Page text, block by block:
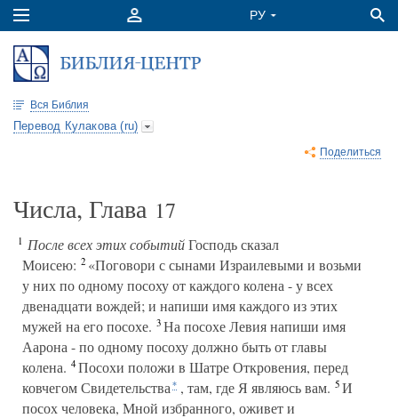
Вся Библия
Перевод Кулакова (ru)
Поделиться
Числа, Глава 17
1 После всех этих событийГосподь сказал
Моисею: 2«Поговори с сынами Израилевыми и возьми
у них по одному посоху от каждого колена - у всех
двенадцати вождей; и напиши имя каждого из этих
мужей на его посохе. 3На посохе Левия напиши имя
Аарона - по одному посоху должно быть от главы
колена. 4Посохи положи в Шатре Откровения, перед
ковчегом Свидетельства * , там, где Я являюсь вам. 5И
посох человека, Мной избранного, оживет и